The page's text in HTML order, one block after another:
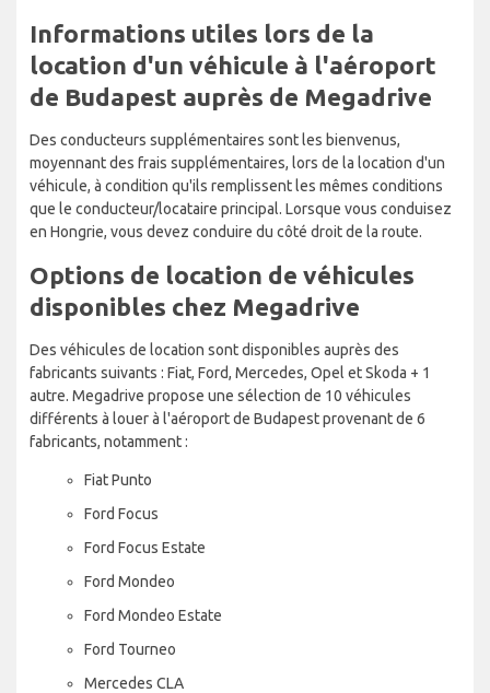
Informations utiles lors de la
location d'un véhicule à l'aéroport
de Budapest auprès de Megadrive
Des conducteurs supplémentaires sont les bienvenus,
moyennant des frais supplémentaires, lors de la location d'un
véhicule, à condition qu'ils remplissent les mêmes conditions
que le conducteur/locataire principal. Lorsque vous conduisez
en Hongrie, vous devez conduire du côté droit de la route.
Options de location de véhicules
disponibles chez Megadrive
Des véhicules de location sont disponibles auprès des
fabricants suivants : Fiat, Ford, Mercedes, Opel et Skoda + 1
autre. Megadrive propose une sélection de 10 véhicules
différents à louer à l'aéroport de Budapest provenant de 6
fabricants, notamment :
Fiat Punto
Ford Focus
Ford Focus Estate
Ford Mondeo
Ford Mondeo Estate
Ford Tourneo
Mercedes CLA